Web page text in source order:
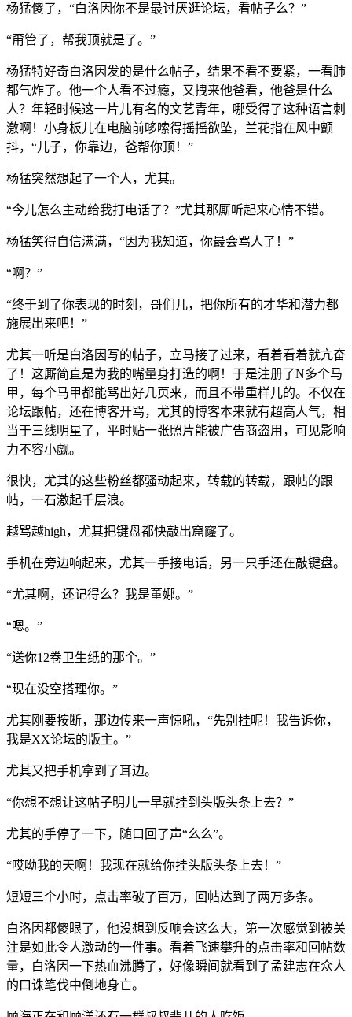
杨猛傻了，“白洛因你不是最讨厌逛论坛，看帖子么？”
“甭管了，帮我顶就是了。”
杨猛特好奇白洛因发的是什么帖子，结果不看不要紧，一看肺
都气炸了。他一个人看不过瘾，又拽来他爸看，他爸是什么
人？年轻时候这一片儿有名的文艺青年，哪受得了这种语言刺
激啊！小身板儿在电脑前哆嗦得摇摇欲坠，兰花指在风中颤
抖，“儿子，你靠边，爸帮你顶！”
杨猛突然想起了一个人，尤其。
“今儿怎么主动给我打电话了？”尤其那厮听起来心情不错。
杨猛笑得自信满满，“因为我知道，你最会骂人了！”
“啊？”
“终于到了你表现的时刻，哥们儿，把你所有的才华和潜力都
施展出来吧！”
尤其一听是白洛因写的帖子，立马接了过来，看着看着就亢奋
了！这厮简直是为我的嘴量身打造的啊！于是注册了N多个马
甲，每个马甲都能骂出好几页来，而且不带重样儿的。不仅在
论坛跟帖，还在博客开骂，尤其的博客本来就有超高人气，相
当于三线明星了，平时贴一张照片能被广告商盗用，可见影响
力不容小觑。
很快，尤其的这些粉丝都骚动起来，转载的转载，跟帖的跟
帖，一石激起千层浪。
越骂越high，尤其把键盘都快敲出窟窿了。
手机在旁边响起来，尤其一手接电话，另一只手还在敲键盘。
“尤其啊，还记得么？我是董娜。”
“嗯。”
“送你12卷卫生纸的那个。”
“现在没空搭理你。”
尤其刚要按断，那边传来一声惊吼，“先别挂呢！我告诉你，
我是XX论坛的版主。”
尤其又把手机拿到了耳边。
“你想不想让这帖子明儿一早就挂到头版头条上去？”
尤其的手停了一下，随口回了声“么么”。
“哎呦我的天啊！我现在就给你挂头版头条上去！”
短短三个小时，点击率破了百万，回帖达到了两万多条。
白洛因都傻眼了，他没想到反响会这么大，第一次感觉到被关
注是如此令人激动的一件事。看着飞速攀升的点击率和回帖数
量，白洛因一下热血沸腾了，好像瞬间就看到了孟建志在众人
的口诛笔伐中倒地身亡。